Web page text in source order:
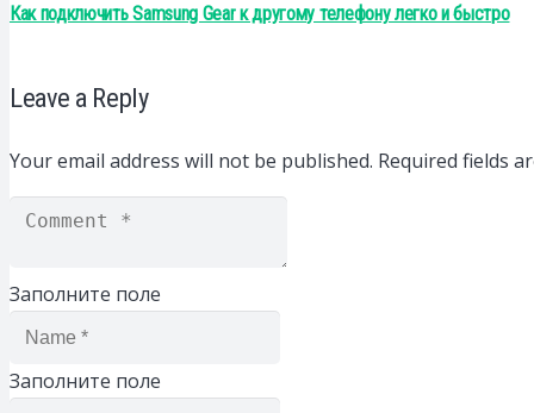
Как подключить Samsung Gear к другому телефону легко и быстро
Leave a Reply
Your email address will not be published. Required fields
Заполните поле
Заполните поле